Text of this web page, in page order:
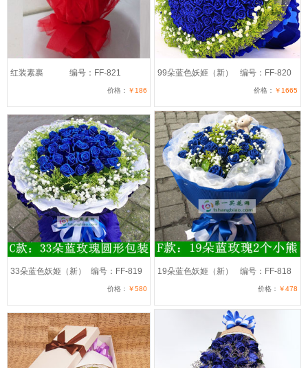
红装素裹 编号：FF-821
价格： ￥186
99朵蓝色妖姬（新） 编号：FF-820
价格： ￥1665
33朵蓝色妖姬（新） 编号：FF-819
价格： ￥580
19朵蓝色妖姬（新） 编号：FF-818
价格： ￥478